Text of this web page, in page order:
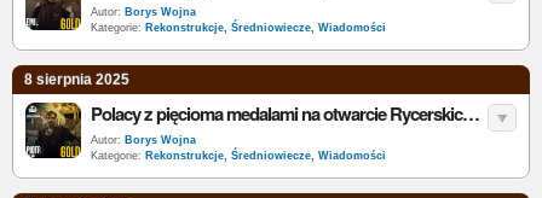
Autor: Borys Wojna
Kategorie: Rekonstrukcje, Średniowiecze, Wiadomości
8 sierpnia 2025
Polacy z pięcioma medalami na otwarcie Rycerskich Mistrzostw Świata IMCF 2025
Autor: Borys Wojna
Kategorie: Rekonstrukcje, Średniowiecze, Wiadomości